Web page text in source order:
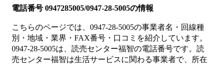
電話番号 0947285005/0947-28-5005の情報
こちらのページでは、 0947-28-5005の事業者名・回線種
別・地域・業界・FAX番号・口コミを紹介しています。
0947-28-5005は、 読売センター福智の電話番号です。 読
売センター福智は生活サービスに関わる事業者で、所在